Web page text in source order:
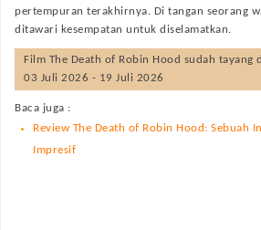
pertempuran terakhirnya. Di tangan seorang
ditawari kesempatan untuk diselamatkan.
Film The Death of Robin Hood sudah tayang
03 Juli 2026 - 19 Juli 2026
Baca juga :
Review The Death of Robin Hood: Sebuah
Impresif